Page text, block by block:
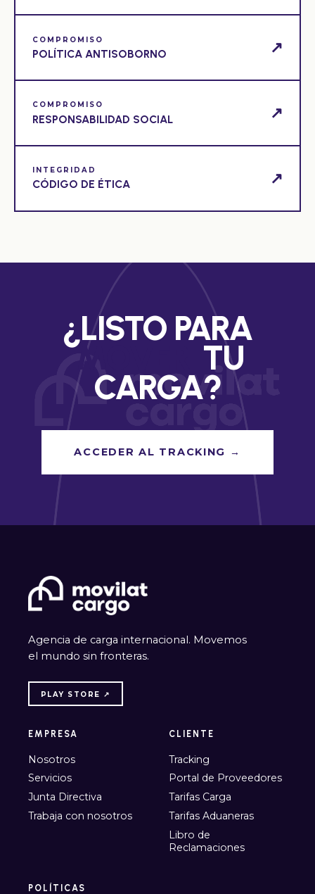
COMPROMISO
POLÍTICA ANTISOBORNO ↗
COMPROMISO
RESPONSABILIDAD SOCIAL ↗
INTEGRIDAD
CÓDIGO DE ÉTICA ↗
¿LISTO PARA
MOVER TU
CARGA?
ACCEDER AL TRACKING →
Agencia de carga internacional. Movemos
el mundo sin fronteras.
PLAY STORE ↗
EMPRESA
Nosotros
Servicios
Junta Directiva
Trabaja con nosotros
CLIENTE
Tracking
Portal de Proveedores
Tarifas Carga
Tarifas Aduaneras
Libro de
Reclamaciones
POLÍTICAS